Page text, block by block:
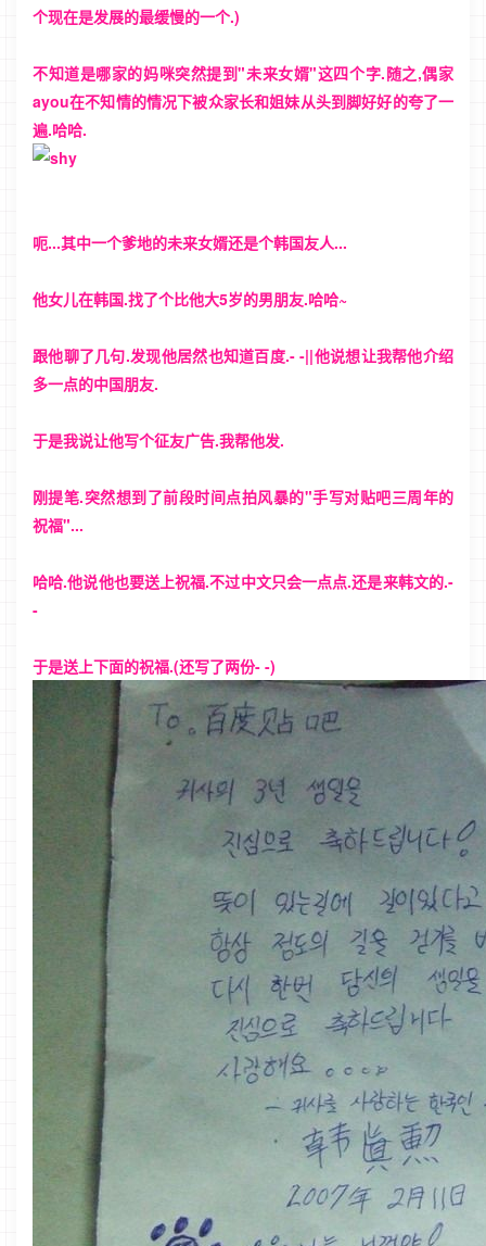
个现在是发展的最缓慢的一个.)
不知道是哪家的妈咪突然提到"未来女婿"这四个字.随之,偶家
ayou在不知情的情况下被众家长和姐妹从头到脚好好的夸了一
遍.哈哈.
呃...其中一个爹地的未来女婿还是个韩国友人...
他女儿在韩国.找了个比他大5岁的男朋友.哈哈~
跟他聊了几句.发现他居然也知道百度.- -||他说想让我帮他介绍
多一点的中国朋友.
于是我说让他写个征友广告.我帮他发.
刚提笔.突然想到了前段时间点拍风暴的"手写对贴吧三周年的
祝福"...
哈哈.他说他也要送上祝福.不过中文只会一点点.还是来韩文的.-
-
于是送上下面的祝福.(还写了两份- -)